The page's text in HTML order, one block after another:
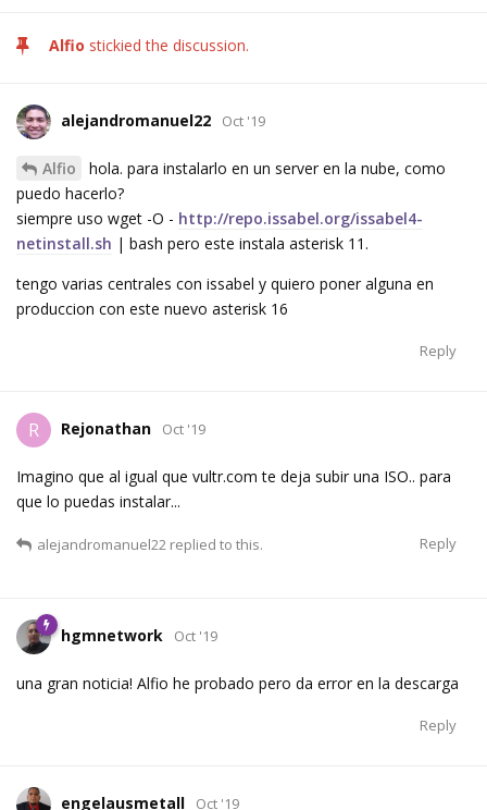
Alfio stickied the discussion.
alejandromanuel22 Oct '19
Alfio
hola. para instalarlo en un server en la nube, como
puedo hacerlo?
siempre uso wget -O - http://repo.issabel.org/issabel4-
netinstall.sh | bash pero este instala asterisk 11.
tengo varias centrales con issabel y quiero poner alguna en
produccion con este nuevo asterisk 16
Reply
R Rejonathan Oct '19
Imagino que al igual que vultr.com te deja subir una ISO.. para
que lo puedas instalar...
Reply
alejandromanuel22 replied to this.
hgmnetwork Oct '19
una gran noticia! Alfio he probado pero da error en la descarga
Reply
engelausmetall Oct '19